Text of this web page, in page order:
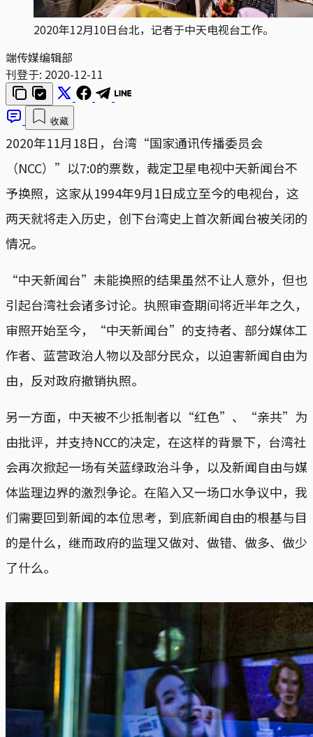
2020年12月10日台北，记者于中天电视台工作。
端传媒编辑部
刊登于: 2020-12-11
收藏
2020年11月18日，台湾“国家通讯传播委员会
（NCC）”以7:0的票数，裁定卫星电视中天新闻台不
予换照，这家从1994年9月1日成立至今的电视台，这
两天就将走入历史，创下台湾史上首次新闻台被关闭的
情况。
“中天新闻台”未能换照的结果虽然不让人意外，但也
引起台湾社会诸多讨论。执照审查期间将近半年之久，
审照开始至今，“中天新闻台”的支持者、部分媒体工
作者、蓝营政治人物以及部分民众，以迫害新闻自由为
由，反对政府撤销执照。
另一方面，中天被不少抵制者以“红色”、“亲共”为
由批评，并支持NCC的决定，在这样的背景下，台湾社
会再次掀起一场有关蓝绿政治斗争，以及新闻自由与媒
体监理边界的激烈争论。在陷入又一场口水争议中，我
们需要回到新闻的本位思考，到底新闻自由的根基与目
的是什么，继而政府的监理又做对、做错、做多、做少
了什么。